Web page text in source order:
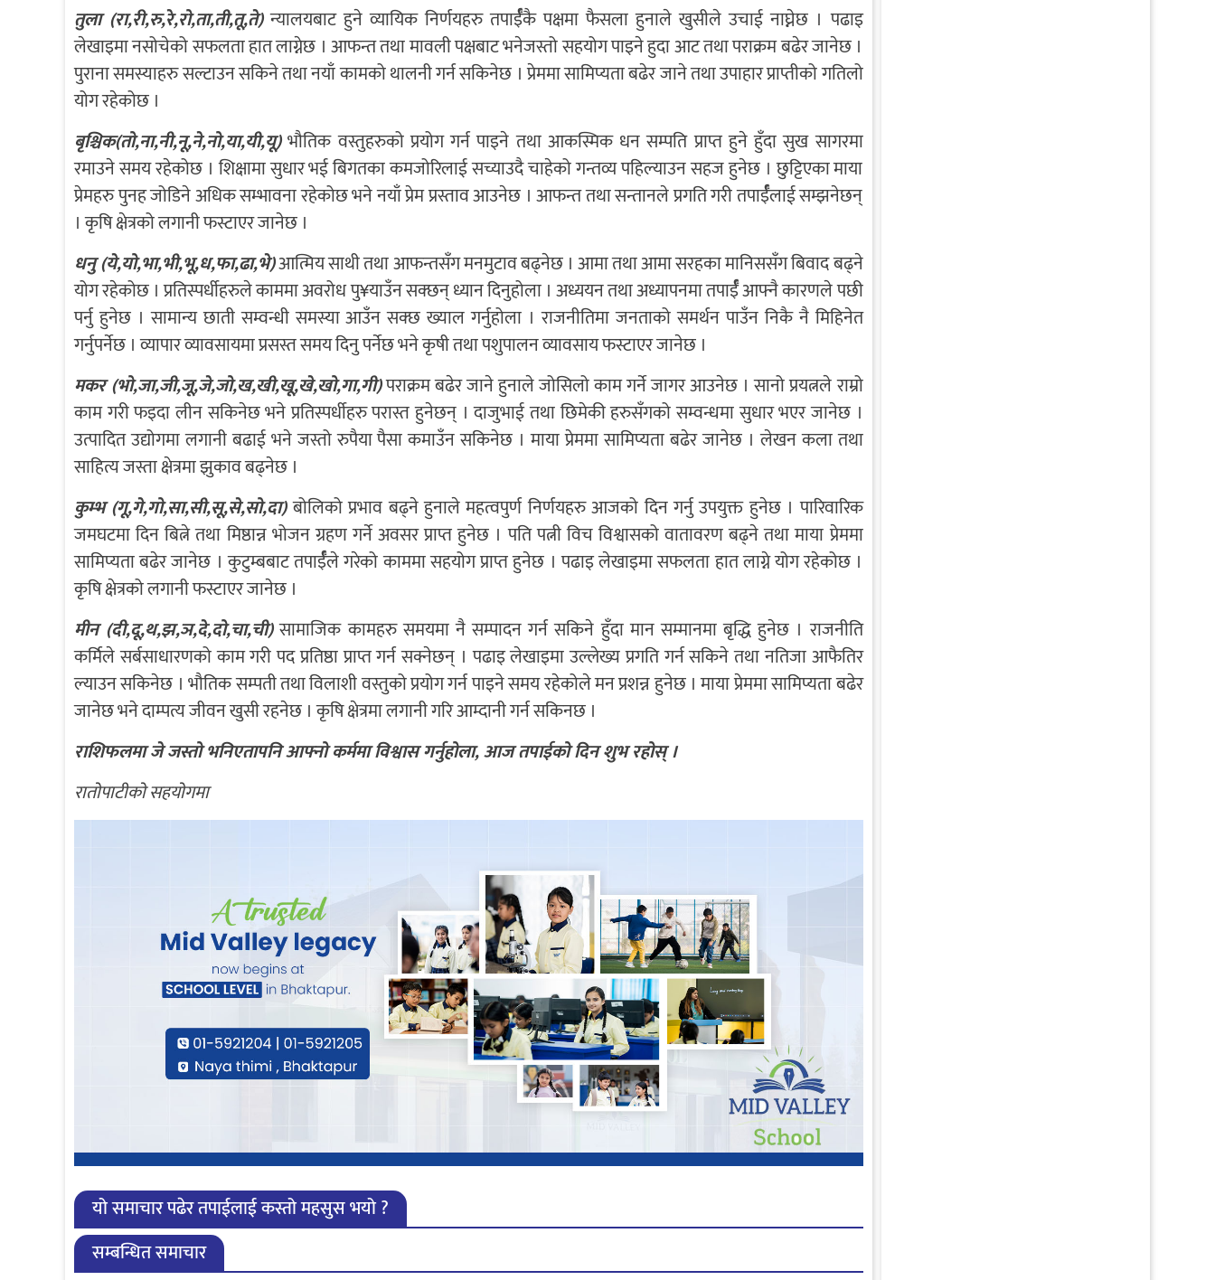
तुला (रा,री,रु,रे,रो,ता,ती,तू,ते) न्यालयबाट हुने व्यायिक निर्णयहरु तपार्ईँकै पक्षमा फैसला हुनाले खुसीले उचाई नाघ्नेछ । पढाइ
लेखाइमा नसोचेको सफलता हात लाग्नेछ । आफन्त तथा मावली पक्षबाट भनेजस्तो सहयोग पाइने हुदा आट तथा पराक्रम बढेर जानेछ ।
पुराना समस्याहरु सल्टाउन सकिने तथा नयाँ कामको थालनी गर्न सकिनेछ । प्रेममा सामिप्यता बढेर जाने तथा उपाहार प्राप्तीको गतिलो
योग रहेकोछ ।
बृश्चिक(तो,ना,नी,नू,ने,नो,या,यी,यू) भौतिक वस्तुहरुको प्रयोग गर्न पाइने तथा आकस्मिक धन सम्पति प्राप्त हुने हुँदा सुख सागरमा
रमाउने समय रहेकोछ । शिक्षामा सुधार भई बिगतका कमजोरिलाई सच्याउदै चाहेको गन्तव्य पहिल्याउन सहज हुनेछ । छुट्टिएका माया
प्रेमहरु पुनह जोडिने अधिक सम्भावना रहेकोछ भने नयाँ प्रेम प्रस्ताव आउनेछ । आफन्त तथा सन्तानले प्रगति गरी तपार्ईँलाई सम्झनेछन्
। कृषि क्षेत्रको लगानी फस्टाएर जानेछ ।
धनु (ये,यो,भा,भी,भू,ध,फा,ढा,भे)आत्मिय साथी तथा आफन्तसँग मनमुटाव बढ्नेछ । आमा तथा आमा सरहका मानिससँग बिवाद बढ्ने
योग रहेकोछ । प्रतिस्पर्धीहरुले काममा अवरोध पु¥याउँन सक्छन् ध्यान दिनुहोला । अध्ययन तथा अध्यापनमा तपार्ईँ आफ्नै कारणले पछी
पर्नु हुनेछ । सामान्य छाती सम्वन्धी समस्या आउँन सक्छ ख्याल गर्नुहोला । राजनीतिमा जनताको समर्थन पाउँन निकै नै मिहिनेत
गर्नुपर्नेछ । व्यापार व्यावसायमा प्रसस्त समय दिनु पर्नेछ भने कृषी तथा पशुपालन व्यावसाय फस्टाएर जानेछ ।
मकर (भो,जा,जी,जू,जे,जो,ख,खी,खू,खे,खो,गा,गी)पराक्रम बढेर जाने हुनाले जोसिलो काम गर्ने जागर आउनेछ । सानो प्रयत्नले राम्रो
काम गरी फइदा लीन सकिनेछ भने प्रतिस्पर्धीहरु परास्त हुनेछन् । दाजुभाई तथा छिमेकी हरुसँगको सम्वन्धमा सुधार भएर जानेछ ।
उत्पादित उद्योगमा लगानी बढाई भने जस्तो रुपैया पैसा कमाउँन सकिनेछ । माया प्रेममा सामिप्यता बढेर जानेछ । लेखन कला तथा
साहित्य जस्ता क्षेत्रमा झुकाव बढ्नेछ ।
कुम्भ (गू,गे,गो,सा,सी,सू,से,सो,दा)बोलिको प्रभाव बढ्ने हुनाले महत्वपुर्ण निर्णयहरु आजको दिन गर्नु उपयुक्त हुनेछ । पारिवारिक
जमघटमा दिन बित्ने तथा मिष्ठान्न भोजन ग्रहण गर्ने अवसर प्राप्त हुनेछ । पति पत्नी विच विश्वासको वातावरण बढ्ने तथा माया प्रेममा
सामिप्यता बढेर जानेछ । कुटुम्बबाट तपार्ईँले गरेको काममा सहयोग प्राप्त हुनेछ । पढाइ लेखाइमा सफलता हात लाग्ने योग रहेकोछ ।
कृषि क्षेत्रको लगानी फस्टाएर जानेछ ।
मीन (दी,दू,थ,झ,ञ,दे,दो,चा,ची) सामाजिक कामहरु समयमा नै सम्पादन गर्न सकिने हुँदा मान सम्मानमा बृद्धि हुनेछ । राजनीति
कर्मिले सर्बसाधारणको काम गरी पद प्रतिष्ठा प्राप्त गर्न सक्नेछन् । पढाइ लेखाइमा उल्लेख्य प्रगति गर्न सकिने तथा नतिजा आफैतिर
ल्याउन सकिनेछ । भौतिक सम्पती तथा विलाशी वस्तुको प्रयोग गर्न पाइने समय रहेकोले मन प्रशन्न हुनेछ । माया प्रेममा सामिप्यता बढेर
जानेछ भने दाम्पत्य जीवन खुसी रहनेछ । कृषि क्षेत्रमा लगानी गरि आम्दानी गर्न सकिनछ ।
राशिफलमा जे जस्तो भनिएतापनि आफ्नो कर्ममा विश्वास गर्नुहोला, आज तपाईको दिन शुभ रहोस् ।
राताेपाटीकाे सहयाेगमा
यो समाचार पढेर तपाईलाई कस्तो महसुस भयो ?
सम्बन्धित समाचार